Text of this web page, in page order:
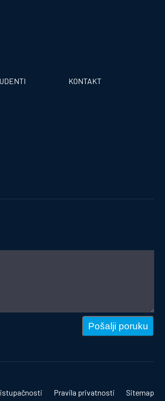
KONTAKT
Pošalji poruku
Pravila privatnosti Sitemap